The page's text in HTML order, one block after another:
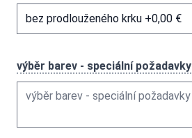
výběr barev - speciální požadavky